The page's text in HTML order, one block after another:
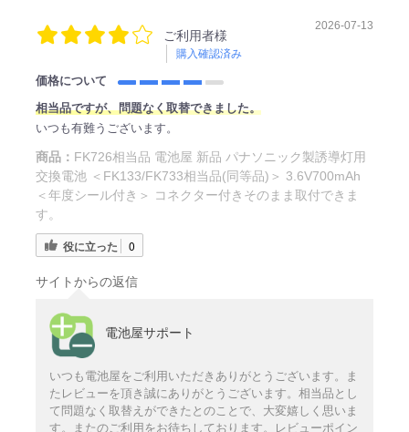
ご利用者様
購入確認済み
2026-07-13
価格について
相当品ですが、問題なく取替できました。
いつも有難うございます。
商品： FK726相当品 電池屋 新品 パナソニック製誘導灯用
交換電池 ＜FK133/FK733相当品(同等品)＞ 3.6V700mAh
＜年度シール付き＞ コネクター付きそのまま取付できま
す。
役に立った 0
サイトからの返信
電池屋サポート
いつも電池屋をご利用いただきありがとうございます。ま
たレビューを頂き誠にありがとうございます。相当品とし
て問題なく取替えができたとのことで、大変嬉しく思いま
す。またのご利用をお待ちしております。レビューポイン